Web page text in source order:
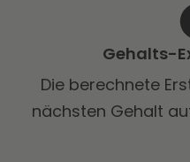
Gehalts-
Die berechnete
nächsten Gehalt